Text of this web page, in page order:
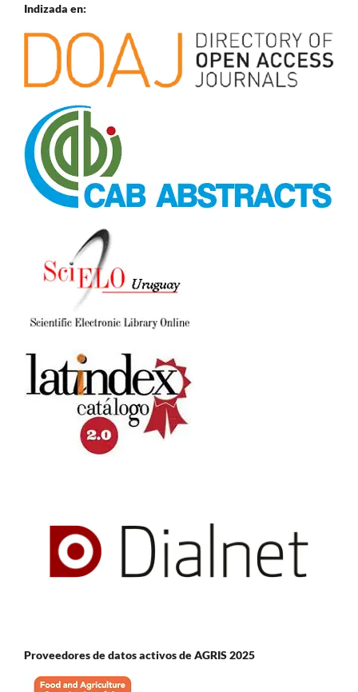
Indizada en:
Proveedores de datos activos de AGRIS 2025